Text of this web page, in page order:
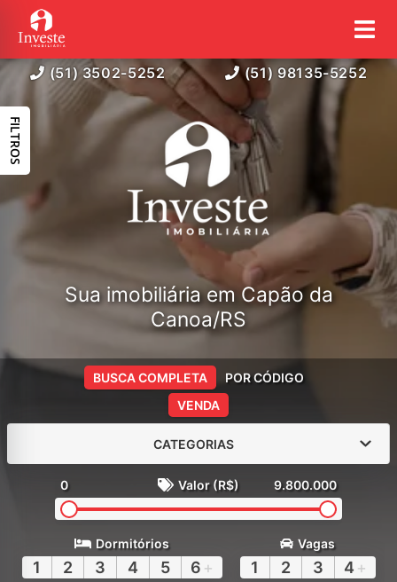
(51) 3502-5252 (51) 98135-5252
Sua imobiliária em Capão da
Canoa/RS
VENDA
BUSCA COMPLETA POR CÓDIGO
CATEGORIAS
0 Valor (R$) 9.800.000
Dormitórios
1 2 3 4 5 6 +
Vagas
1 2 3 4 +
FILTROS